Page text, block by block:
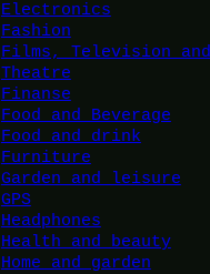
Electronics
Fashion
Films, Television and
Theatre
Finanse
Food and Beverage
Food and drink
Furniture
Garden and leisure
GPS
Headphones
Health and beauty
Home and garden